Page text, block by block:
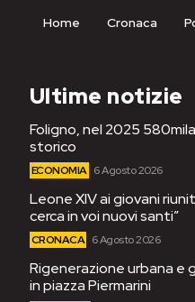
Home Cronaca
Ultime notizie
Foligno, nel 2025
storico
ECONOMIA 6 Agosto 2026
Leone XIV ai giovani
cerca in voi nuovi santi”
CRONACA 6 Agosto 2026
Rigenerazione urbana e
in piazza Piermarini